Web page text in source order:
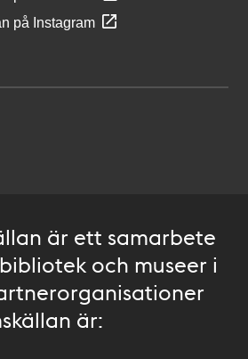
på Instagram
är ett samarbete
och museer i
är: